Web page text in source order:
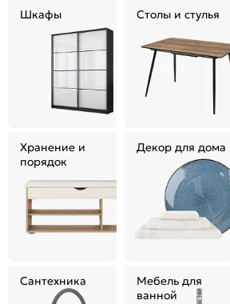
Шкафы Столы и стулья
Хранение и
порядок
Декор для дома
Сантехника
Мебель для
ванной